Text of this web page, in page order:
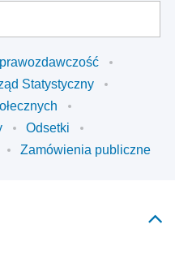
Statystyczny
Odsetki
Zamówienia publiczne